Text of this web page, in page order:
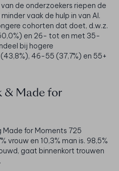
de onderzoekers riepen de
vaak de hulp in van AI.
cohorten dat doet, d.w.z.
en 26- tot en met 35-
bij hogere
46-55 (37,7%) en 55+
& Made for
for Moments 725
vrouw en 10,3% man is. 98,5%
gaat binnenkort trouwen